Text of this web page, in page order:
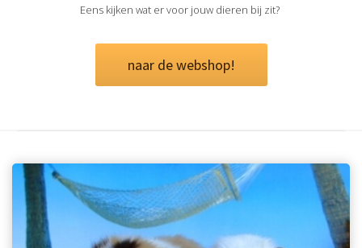
Eens kijken wat er voor jouw dieren bij zit?
naar de webshop!